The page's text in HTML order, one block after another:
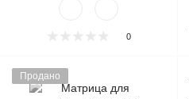
0
Продано